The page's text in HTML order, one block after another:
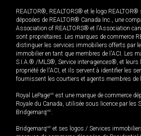
REALTOR®, REALTORS® et le logo
déposées de REALTOR® Canada Inc., une
Association of REALTORS® et l'Association
sont propriétaires. Les marques de commerce
distinguer les services immobiliers offerts par
immobilier en tant que membres de l'ACI. Les
S.I.A.® /MLS®, Service inter-agences®, et
propriété de l'ACI, et ils servent à identifier les
fournissent les courtiers et agents membres de
Royal LePageMD est une marque de commerce
Royale du Canada, utilisée sous licence par les
BridgemarqMD.
BridgemarqMD et ses logos / Services